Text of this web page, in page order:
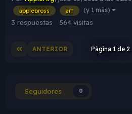
applebross art (y 1 más)
3 respuestas 564 visitas
ANTERIOR Página 1 de 2
Seguidores 0